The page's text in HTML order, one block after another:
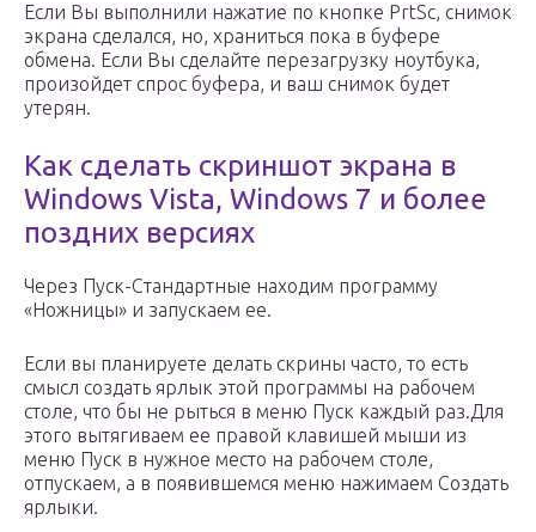
Если Вы выполнили нажатие по кнопке PrtSc, снимок
экрана сделался, но, храниться пока в буфере
обмена. Если Вы сделайте перезагрузку ноутбука,
произойдет спрос буфера, и ваш снимок будет
утерян.
Как сделать скриншот экрана в
Windows Vista, Windows 7 и более
поздних версиях
Через Пуск-Стандартные находим программу
«Ножницы» и запускаем ее.
Если вы планируете делать скрины часто, то есть
смысл создать ярлык этой программы на рабочем
столе, что бы не рыться в меню Пуск каждый раз.Для
этого вытягиваем ее правой клавишей мыши из
меню Пуск в нужное место на рабочем столе,
отпускаем, а в появившемся меню нажимаем Создать
ярлыки.